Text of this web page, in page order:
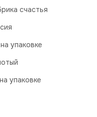
счастья
упаковке
упаковке